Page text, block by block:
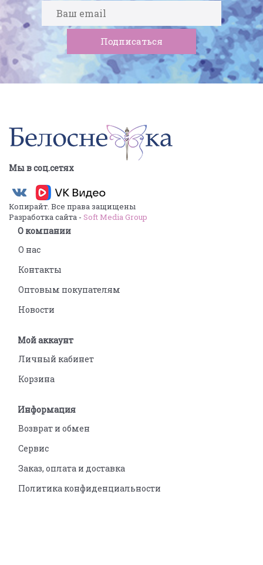
Мы в соц.сетях
Копирайт. Все права защищены
Разработка сайта - Soft Media Group
О компании
О нас
Контакты
Оптовым покупателям
Новости
Мой аккаунт
Личный кабинет
Корзина
Информация
Возврат и обмен
Сервис
Заказ, оплата и доставка
Политика конфиденциальности